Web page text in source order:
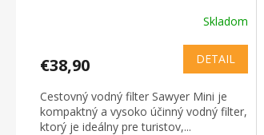
Skladom
€38,90 DETAIL
Cestovný vodný filter Sawyer Mini je
kompaktný a vysoko účinný vodný filter,
ktorý je ideálny pre turistov,...